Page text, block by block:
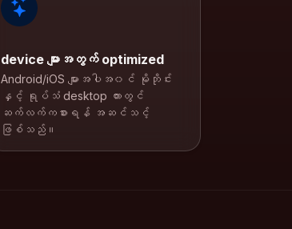
device များအတွက် optimized
Android/iOS များအပါအ၀င် မိုဘိုင်း
နှင့် ရုပ်သံ desktop ကားတွင်
ဆက်လက်ကစားရန် အဆင်သင့်
ဖြစ်သည်။